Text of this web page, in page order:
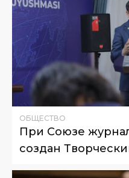
ОБЩЕСТВО
При Союзе
создан